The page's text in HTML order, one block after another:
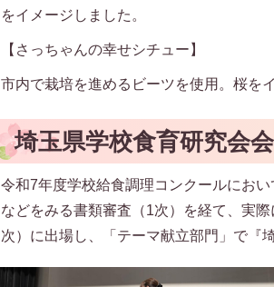
をイメージしました。
【さっちゃんの幸せシチュー】
市内で栽培を進めるビーツを使用。桜を
埼玉県学校食育研究会
令和7年度学校給食調理コンクールにお
などをみる書類審査（1次）を経て、実
次）に出場し、「テーマ献立部門」で『